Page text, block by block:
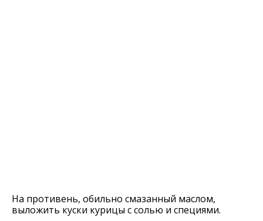
На противень, обильно смазанный маслом,
выложить куски курицы с солью и специями.